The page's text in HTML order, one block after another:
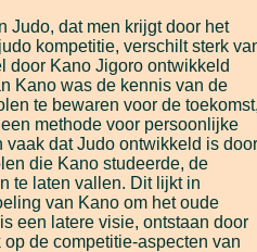
Judo, dat men krijgt door het
kompetitie, verschilt sterk
door Kano Jigoro ontwikkeld
Kano was de kennis van de
te bewaren voor de
methode voor persoonlijke
vaak dat Judo ontwikkeld is door
die Kano studeerde, de
te laten vallen. Dit lijkt in
van Kano om het oude
een latere visie, ontstaan door
de competitie-aspecten van